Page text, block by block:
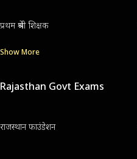
प्रथम श्रेणी शिक्षक
Show More
Rajasthan Govt Exams
राजस्थान फाउंडेशन